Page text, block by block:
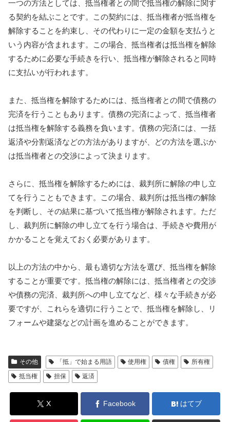
一つの方法としては、抵当権者との間で抵当権の解除に関す
る契約を結ぶことです。この契約には、抵当権者が抵当権を
解除することを約束し、その代わりに一定の金額を支払うと
いう内容が含まれます。この場合、抵当権者は抵当権を解除
するために必要な手続きを行い、抵当権が解除されると同時
に支払いが行われます。
また、抵当権を解除するためには、抵当権者との間で債務の
完済を行うこともあります。債務の完済によって、抵当権者
は抵当権を解除する義務を負います。債務の完済には、一括
返済や分割返済などの方法がありますが、どの方法を選ぶか
は抵当権者との交渉によって決まります。
さらに、抵当権を解除するためには、裁判所に解除の申し立
てを行うこともできます。この場合、裁判所は抵当権の解除
を判断し、その結果に基づいて抵当権が解除されます。ただ
し、裁判所に解除の申し立てを行う場合は、手続きや費用が
かかることを覚えておく必要があります。
以上の方法の中から、最も適切な方法を選び、抵当権を解除
することが重要です。抵当権の解除には、抵当権者との交渉
や債務の完済、裁判所への申し立てなど、様々な手続きが必
要ですが、これらを適切に行うことで、抵当権を解除し、リ
フォームや建築などの計画を進めることができます。
その他 「抵」で始まる用語 使用権 債権
所有権
抵当権
担保 返済
X Facebook はてブ